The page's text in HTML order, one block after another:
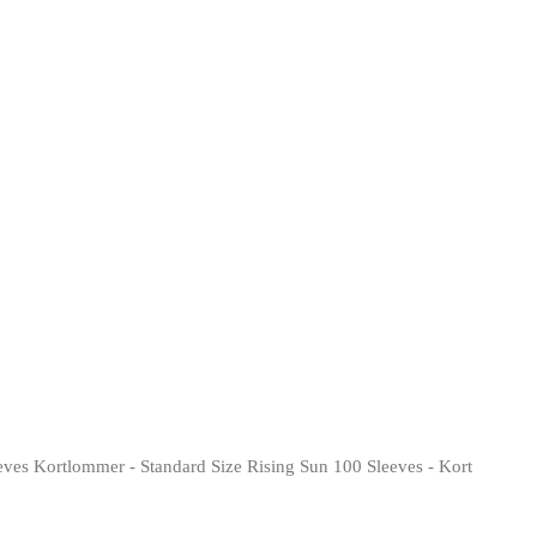
Kortlommer - Standard Size Rising Sun 100 Sleeves - Kort